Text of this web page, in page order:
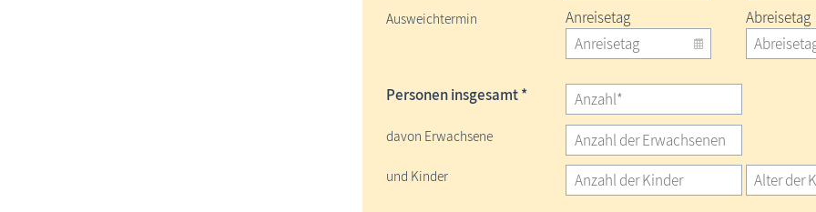
Ausweichtermin Anreisetag Abreisetag
Personen insgesamt *
davon Erwachsene
und Kinder